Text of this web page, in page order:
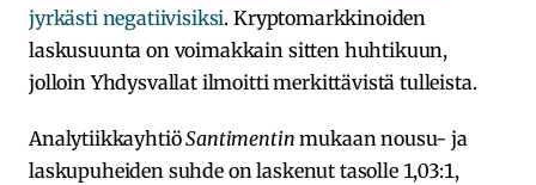
jyrkästi negatiivisiksi. Kryptomarkkinoiden
laskusuunta on voimakkain sitten huhtikuun,
jolloin Yhdysvallat ilmoitti merkittävistä tulleista.
AnalytiikkayhtiöSantimentin mukaan nousu- ja
laskupuheiden suhde on laskenut tasolle 1,03:1,